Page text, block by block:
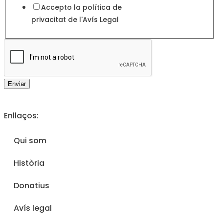
Accepto la política de
privacitat de l'Avís Legal
Enviar
Enllaços:
Qui som
Història
Donatius
Avís legal